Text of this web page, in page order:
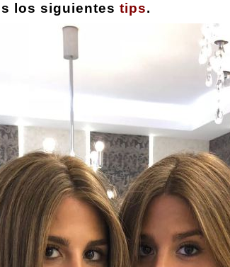
los siguientes tips.